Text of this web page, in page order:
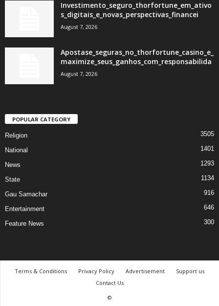
Investimento_seguro_thorfortune_em_ativo
s_digitais_e_novas_perspectivas_financei
August 7, 2026
Apostase_seguras_no_thorfortune_casino_e_
maximize_seus_ganhos_com_responsabilida
August 7, 2026
POPULAR CATEGORY
Religion 3505
National 1401
News 1293
State 1134
Gau Samachar 916
Entertainment 646
Feature News 300
Terms & Conditions Privacy Policy Advertisement
Support us
Contact Us
©